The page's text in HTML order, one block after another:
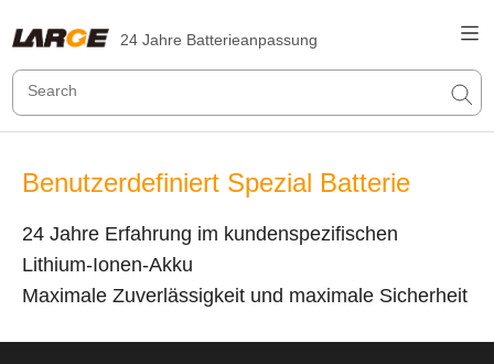
24 Jahre Batterieanpassung
Benutzerdefiniert Spezial Batterie
24 Jahre Erfahrung im kundenspezifischen
Lithium-Ionen-Akku
Maximale Zuverlässigkeit und maximale Sicherheit